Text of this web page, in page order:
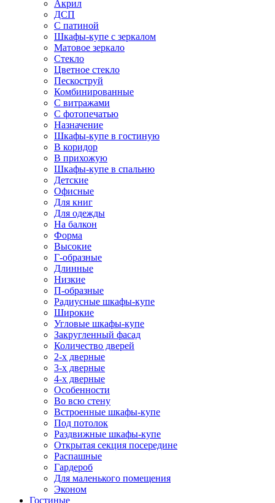
Акрил
ДСП
С патиной
Шкафы-купе с зеркалом
Матовое зеркало
Стекло
Цветное стекло
Пескоструй
Комбинированные
С витражами
С фотопечатью
Назначение
Шкафы-купе в гостиную
В коридор
В прихожую
Шкафы-купе в спальню
Детские
Офисные
Для книг
Для одежды
На балкон
Форма
Высокие
Г-образные
Длинные
Низкие
П-образные
Радиусные шкафы-купе
Широкие
Угловые шкафы-купе
Закругленный фасад
Количество дверей
2-х дверные
3-х дверные
4-х дверные
Особенности
Во всю стену
Встроенные шкафы-купе
Под потолок
Раздвижные шкафы-купе
Открытая секция посередине
Распашные
Гардероб
Для маленького помещения
Эконом
Гостиные